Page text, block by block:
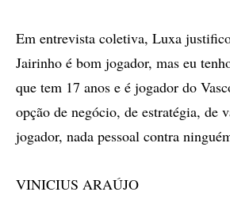
Em entrevista coletiva, Luxa
Jairinho é bom jogador, mas eu
que tem 17 anos e é jogador do
opção de negócio, de estratégia, de
jogador, nada pessoal contra
VINICIUS ARAÚJO